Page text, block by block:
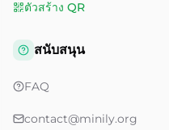
ตัวสร้าง QR
สนับสนุน
FAQ
contact@minily.org